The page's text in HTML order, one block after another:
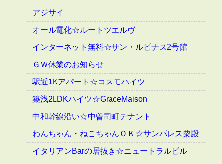
アジサイ
オール電化☆ルートツエルヴ
インターネット無料☆サン・ルピナス2号館
ＧＷ休業のお知らせ
駅近1Kアパート☆コスモハイツ
築浅2LDKハイツ☆GraceMaison
中和幹線沿い☆中曽司町テナント
わんちゃん・ねこちゃんＯＫ☆サンパレス粟殿
イタリアンBarの居抜き☆ニュートラルビル